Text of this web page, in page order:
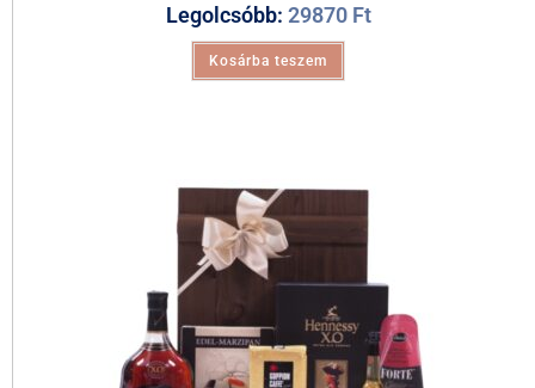
Legolcsóbb: 29870 Ft
Kosárba teszem